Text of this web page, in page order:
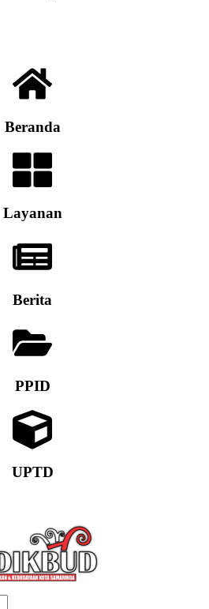
Beranda
Layanan
Berita
PPID
UPTD